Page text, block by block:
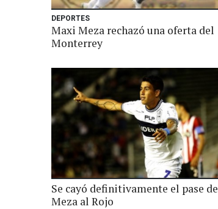
DEPORTES
Maxi Meza rechazó una oferta del
Monterrey
Se cayó definitivamente el pase de
Meza al Rojo